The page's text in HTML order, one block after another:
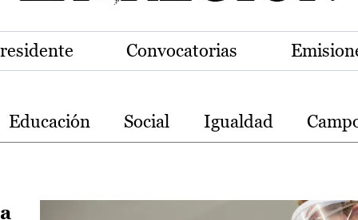
Convocatorias
Educación Social Igualdad